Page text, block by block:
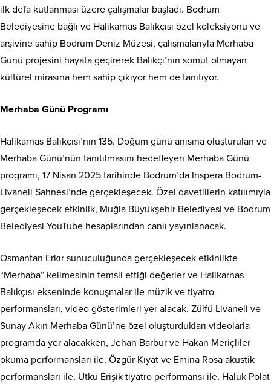
ilk defa kutlanması üzere çalışmalar başladı. Bodrum
Belediyesine bağlı ve Halikarnas Balıkçısı özel koleksiyonu ve
arşivine sahip Bodrum Deniz Müzesi, çalışmalarıyla Merhaba
Günü projesini hayata geçirerek Balıkçı’nın somut olmayan
kültürel mirasına hem sahip çıkıyor hem de tanıtıyor.
Merhaba Günü Programı
Halikarnas Balıkçısı’nın 135. Doğum günü anısına oluşturulan ve
Merhaba Günü’nün tanıtılmasını hedefleyen Merhaba Günü
programı, 17 Nisan 2025 tarihinde Bodrum’da Inspera Bodrum-
Livaneli Sahnesi’nde gerçekleşecek. Özel davetlilerin katılımıyla
gerçekleşecek etkinlik, Muğla Büyükşehir Belediyesi ve Bodrum
Belediyesi YouTube hesaplarından canlı yayınlanacak.
Osmantan Erkır sunuculuğunda gerçekleşecek etkinlikte
“Merhaba” kelimesinin temsil ettiği değerler ve Halikarnas
Balıkçısı ekseninde konuşmalar ile müzik ve tiyatro
performansları, video gösterimleri yer alacak. Zülfü Livaneli ve
Sunay Akın Merhaba Günü’ne özel oluşturdukları videolarla
programda yer alacakken, Jehan Barbur ve Hakan Meriçliler
okuma performansları ile, Özgür Kıyat ve Emina Rosa akustik
performansları ile, Utku Erişik tiyatro performansı ile, Haluk Polat